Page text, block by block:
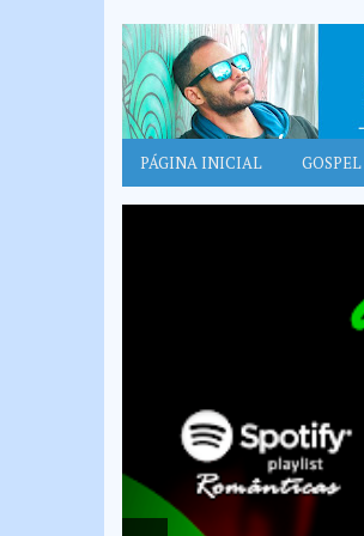
PÁGINA INICIAL GOSPEL